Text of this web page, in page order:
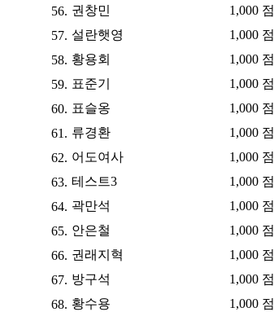
56. 권창민
1,000 점
57. 설란햇영
1,000 점
58. 황용회
1,000 점
59. 표준기
1,000 점
60. 표슬옹
1,000 점
61. 류경환
1,000 점
62. 어도여사
1,000 점
63. 테스트3
1,000 점
64. 곽만석
1,000 점
65. 안은철
1,000 점
66. 권래지혁
1,000 점
67. 방구석
1,000 점
68. 황수용
1,000 점